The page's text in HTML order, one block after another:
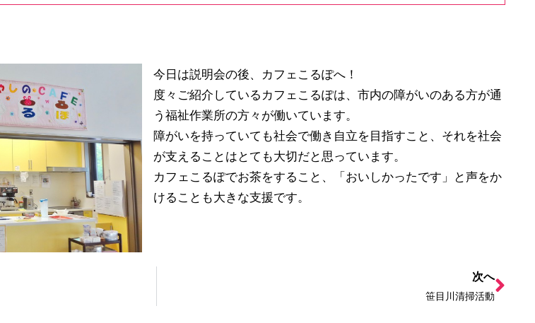
今日は説明会の後、カフェこるぽへ！
度々ご紹介しているカフェこるぽは、市内の障がいのある方が通
う福祉作業所の方々が働いています。
障がいを持っていても社会で働き自立を目指すこと、それを社会
が支えることはとても大切だと思っています。
カフェこるぽでお茶をすること、「おいしかったです」と声をか
けることも大きな支援です。
次へ
笹目川清掃活動